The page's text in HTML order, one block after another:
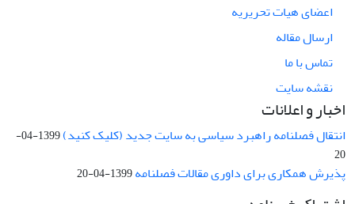
اعضای هیات تحریریه
ارسال مقاله
تماس با ما
نقشه سایت
اخبار و اعلانات
انتقال فصلنامه راهبرد سیاسی به سایت جدید (کلیک کنید)
1399-04-
20
پذیرش همکاری برای داوری مقالات فصلنامه1399-04-20